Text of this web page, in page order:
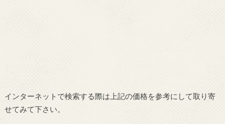
インターネットで検索する際は上記の価格を参考にして取り寄
せてみて下さい。